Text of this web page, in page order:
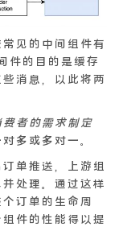
见的中间组件有
件的目的是缓存
消息，以此将两
者的需求制定
多或多对一。
单推送，上游组
处理。通过这样
订单的生命周
件的性能得以提